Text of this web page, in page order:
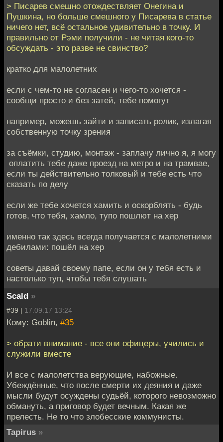
> Писарев смешно отождествляет Онегина и
Пушкина, но больше смешного у Писарева в статье
ничего нет, всё остальное удивительно в точку. И
правильно от Рэми получили - не читая кого-то
обсуждать - это разве не свинство?
кратко для малолетних
если с чем-то не согласен и чего-то хочется -
сообщи просто и без затей, тебе помогут
например, можешь зайти и записать ролик, излагая
собственную точку зрения
за съёмки, студию, монтаж - заплачу лично я, я могу
оплатить тебе даже проезд на метро и на трамвае,
если ты действительно толковый и тебе есть что
сказать по делу
если же тебе хочется хамить и оскорблять - будь
готов, что тебя, хамло, тупо пошлют на хер
именно так здесь всегда получается с малолетними
дебилами: пошёл на хер
советы давай своему папе, если он у тебя есть и
настолько туп, чтобы тебя слушать
Scald »
#39 | 17.09.17 13:24
Кому: Goblin, #35
> обрати внимание - все они офицеры, учились и
служили вместе
И все с малолетства верующие, набожные.
Убеждённые, что после смерти их деяния и даже
мысли будут осуждены судьёй, которого невозможно
обмануть, а приговор будет вечным. Какая же
прелесть. Не то что злобесские коммунисты.
Tapirus »